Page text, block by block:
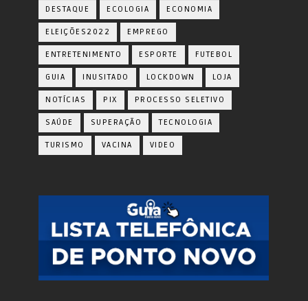
DESTAQUE ECOLOGIA ECONOMIA
ELEIÇÕES2022 EMPREGO
ENTRETENIMENTO ESPORTE FUTEBOL
GUIA INUSITADO LOCKDOWN LOJA
NOTÍCIAS PIX PROCESSO SELETIVO
SAÚDE SUPERAÇÃO TECNOLOGIA
TURISMO VACINA VIDEO